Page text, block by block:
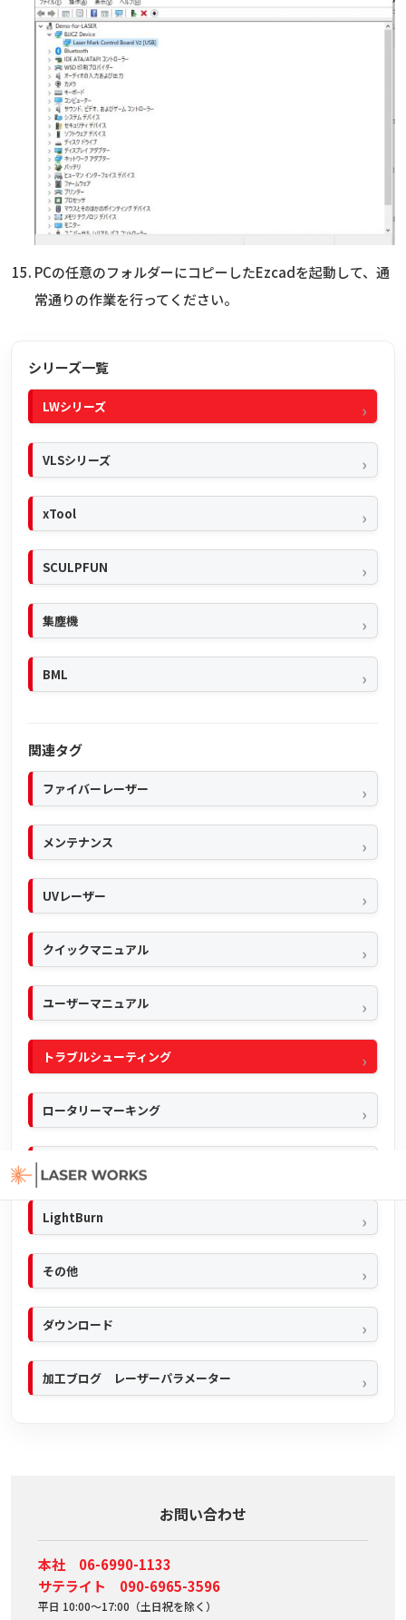
PCの任意のフォルダーにコピーしたEzcadを起動して、通
常通りの作業を行ってください。
シリーズ一覧
LWシリーズ
VLSシリーズ
xTool
SCULPFUN
集塵機
BML
関連タグ
ファイバーレーザー
メンテナンス
UVレーザー
クイックマニュアル
ユーザーマニュアル
トラブルシューティング
ロータリーマーキング
LightBurn
その他
ダウンロード
加工ブログ レーザーパラメーター
お問い合わせ
本社 06-6990-1133
サテライト 090-6965-3596
平日 10:00～17:00（土日祝を除く）